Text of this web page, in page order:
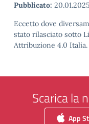
Pubblicato: 20.01.2025
Eccetto dove
stato rilasciato sotto
Attribuzione 4.0 Italia.
Scarica la
App